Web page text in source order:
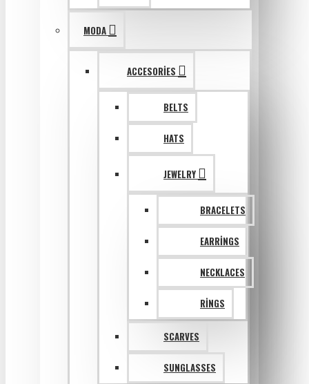
MODA
ACCESORIES
BELTS
HATS
JEWELRY
BRACELETS
EARRINGS
NECKLACES
RINGS
SCARVES
SUNGLASSES